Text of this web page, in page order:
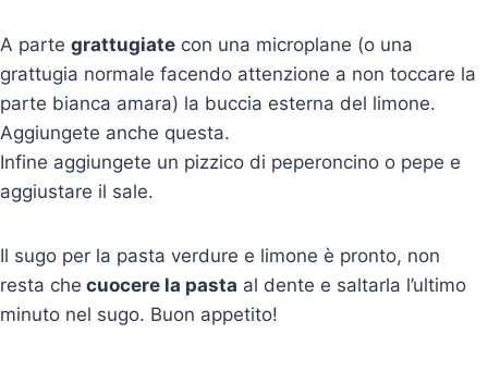
A parte grattugiate con una microplane (o una
grattugia normale facendo attenzione a non toccare la
parte bianca amara) la buccia esterna del limone.
Aggiungete anche questa.
Infine aggiungete un pizzico di peperoncino o pepe e
aggiustare il sale.
Il sugo per la pasta verdure e limone è pronto, non
resta che cuocere la pasta al dente e saltarla l’ultimo
minuto nel sugo. Buon appetito!